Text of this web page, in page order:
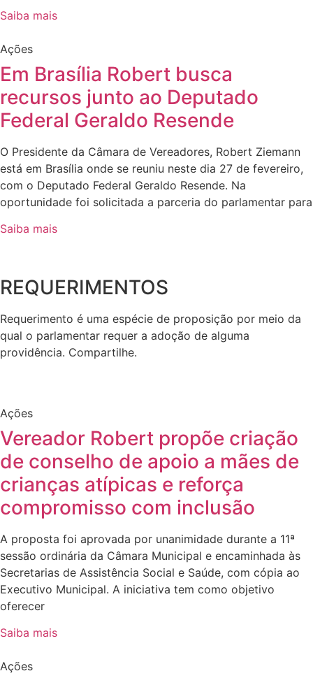
Saiba mais
Ações
Em Brasília Robert busca
recursos junto ao Deputado
Federal Geraldo Resende
O Presidente da Câmara de Vereadores, Robert Ziemann
está em Brasília onde se reuniu neste dia 27 de fevereiro,
com o Deputado Federal Geraldo Resende. Na
oportunidade foi solicitada a parceria do parlamentar para
Saiba mais
REQUERIMENTOS
Requerimento é uma espécie de proposição por meio da
qual o parlamentar requer a adoção de alguma
providência. Compartilhe.
Ações
Vereador Robert propõe criação
de conselho de apoio a mães de
crianças atípicas e reforça
compromisso com inclusão
A proposta foi aprovada por unanimidade durante a 11ª
sessão ordinária da Câmara Municipal e encaminhada às
Secretarias de Assistência Social e Saúde, com cópia ao
Executivo Municipal. A iniciativa tem como objetivo
oferecer
Saiba mais
Ações